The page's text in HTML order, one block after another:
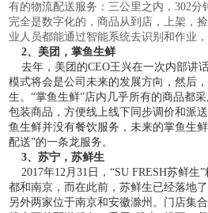
有的物流配送服务：三公里之内，302分
完全是数字化的，商品从到店，上架，
业人员都能通过智能系统去识别和作业，
2、美团，掌鱼生鲜
去年，美团的CEO王兴在一次内部讲
模式将会是公司未来的发展方向，然后
生。“掌鱼生鲜”店内几乎所有的商品都
包装商品，方便线上线下同步调价和派
鱼生鲜并没有餐饮服务，未来的掌鱼生
配送”的一条龙服务。
3、苏宁，苏鲜生
2017年12月31日，“SU FRESH苏鲜
都和南京，而在此前，苏鲜生已经落地
另外两家位于南京和安徽滁州。门店集